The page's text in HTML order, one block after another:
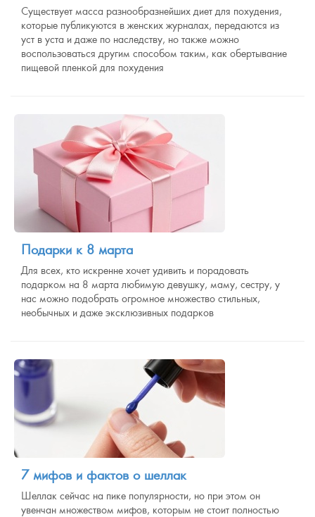
Существует масса разнообразнейших диет для похудения,
которые публикуются в женских журналах, передаются из
уст в уста и даже по наследству, но также можно
воспользоваться другим способом таким, как обертывание
пищевой пленкой для похудения
Подарки к 8 марта
Для всех, кто искренне хочет удивить и порадовать
подарком на 8 марта любимую девушку, маму, сестру, у
нас можно подобрать огромное множество стильных,
необычных и даже эксклюзивных подарков
7 мифов и фактов о шеллак
Шеллак сейчас на пике популярности, но при этом он
увенчан множеством мифов, которым не стоит полностью